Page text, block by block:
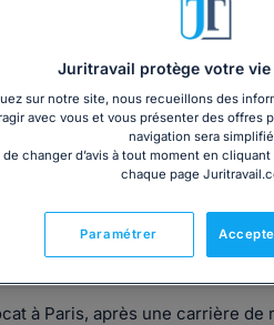
filtres par région, département et
partout en France.
à Paris, après une carrière de
Juritravail protège votre vie
sur notre site, nous recueillons des
avec vous et vous présenter des offres
navigation sera
changer d’avis à tout moment en
chaque page
Paramétrer